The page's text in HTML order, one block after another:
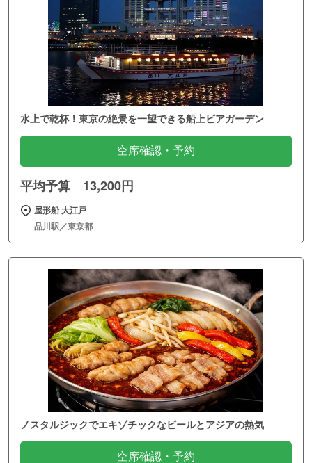
水上で乾杯！東京の絶景を一望できる船上ビアガーデン
空席確認・予約
平均予算 13,200円
屋形船 大江戸
品川駅／東京都
ノスタルジックでエキゾチックなビールとアジアの熱気
空席確認・予約